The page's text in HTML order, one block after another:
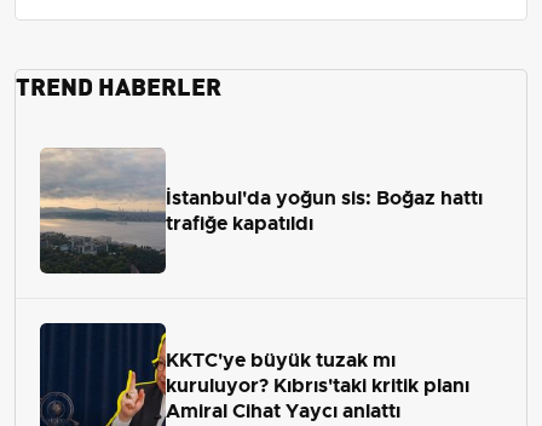
TREND HABERLER
İstanbul'da yoğun sis: Boğaz hattı
trafiğe kapatıldı
KKTC'ye büyük tuzak mı
kuruluyor? Kıbrıs'taki kritik planı
Amiral Cihat Yaycı anlattı